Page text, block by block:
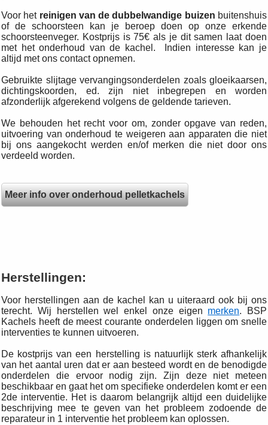
Voor het reinigen van de dubbelwandige buizen buitenshuis
of de schoorsteen kan je beroep doen op onze erkende
schoorsteenveger. Kostprijs is 75€ als je dit samen laat doen
met het onderhoud van de kachel. Indien interesse kan je
altijd met ons contact opnemen.
Gebruikte slijtage vervangingsonderdelen zoals gloeikaarsen,
dichtingskoorden, ed. zijn niet inbegrepen en worden
afzonderlijk afgerekend volgens de geldende tarieven.
We behouden het recht voor om, zonder opgave van reden,
uitvoering van onderhoud te weigeren aan apparaten die niet
bij ons aangekocht werden en/of merken die niet door ons
verdeeld worden.
Meer info over onderhoud pelletkachels
Herstellingen:
Voor herstellingen aan de kachel kan u uiteraard ook bij ons
terecht. Wij herstellen wel enkel onze eigen merken. BSP
Kachels heeft de meest courante onderdelen liggen om snelle
interventies te kunnen uitvoeren.
De kostprijs van een herstelling is natuurlijk sterk afhankelijk
van het aantal uren dat er aan besteed wordt en de benodigde
onderdelen die ervoor nodig zijn. Zijn deze niet meteen
beschikbaar en gaat het om specifieke onderdelen komt er een
2de interventie. Het is daarom belangrijk altijd een duidelijke
beschrijving mee te geven van het probleem zodoende de
reparateur in 1 interventie het probleem kan oplossen.